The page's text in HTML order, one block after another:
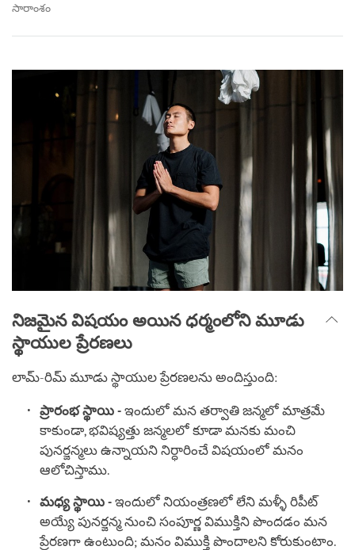
సారాంశం
నిజమైన విషయం అయిన ధర్మంలోని మూడు
స్థాయుల ప్రేరణలు
లామ్-రిమ్ మూడు స్థాయుల ప్రేరణలను అందిస్తుంది:
ప్రారంభ స్థాయి -ఇందులో మన తర్వాతి జన్మలో మాత్రమే
కాకుండా, భవిష్యత్తు జన్మలలో కూడా మనకు మంచి
పునర్జన్మలు ఉన్నాయని నిర్ధారించే విషయంలో మనం
ఆలోచిస్తాము.
మధ్య స్థాయి -ఇందులో నియంత్రణలో లేని మళ్ళీ రిపీట్
అయ్యే పునర్జన్మ నుంచి సంపూర్ణ విముక్తిని పొందడం మన
ప్రేరణగా ఉంటుంది; మనం విముక్తి పొందాలని కోరుకుంటాం.